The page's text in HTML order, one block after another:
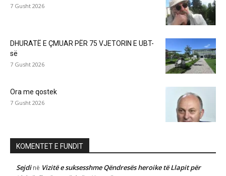
7 Gusht 2026
DHURATË E ÇMUAR PËR 75 VJETORIN E UBT-
së
7 Gusht 2026
Ora me qostek
7 Gusht 2026
KOMENTET E FUNDIT
Sejdinë Vizitë e suksesshme Qëndresës heroike të Llapit për